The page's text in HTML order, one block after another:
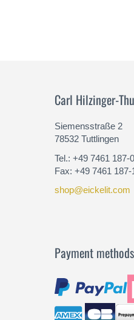
Carl Hilzinger-
Siemensstraße 2
78532 Tuttlingen
Tel.: +49 7461 187-0
Fax: +49 7461 187-
shop@eickelit.com
Payment methods